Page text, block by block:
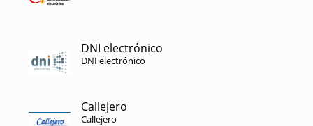
DNI electrónico
DNI electrónico
Callejero
Callejero